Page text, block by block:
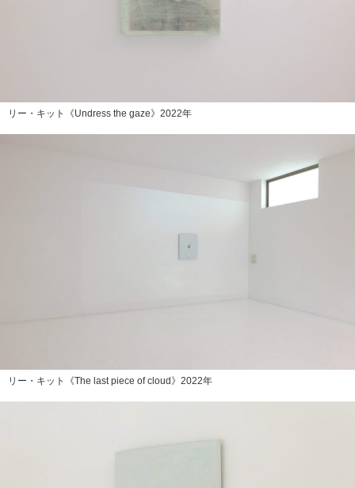
リー・キット《Undress the gaze》2022年
リー・キット《The last piece of cloud》2022年